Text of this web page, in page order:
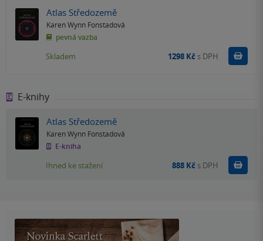
Atlas Středozemě
Karen Wynn Fonstadová
pevná vazba
Skladem 1298 Kč s DPH
E-knihy
Atlas Středozemě
Karen Wynn Fonstadová
E-kniha
Ihned ke stažení 888 Kč s DPH Koupit